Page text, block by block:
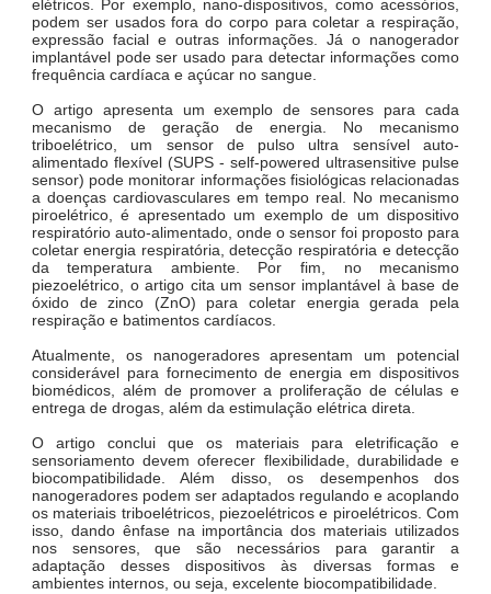
elétricos. Por exemplo, nano-dispositivos, como acessórios,
podem ser usados fora do corpo para coletar a respiração,
expressão facial e outras informações. Já o nanogerador
implantável pode ser usado para detectar informações como
frequência cardíaca e açúcar no sangue.
O artigo apresenta um exemplo de sensores para cada
mecanismo de geração de energia. No mecanismo
triboelétrico, um sensor de pulso ultra sensível auto-
alimentado flexível (SUPS - self-powered ultrasensitive pulse
sensor) pode monitorar informações fisiológicas relacionadas
a doenças cardiovasculares em tempo real. No mecanismo
piroelétrico, é apresentado um exemplo de um dispositivo
respiratório auto-alimentado, onde o sensor foi proposto para
coletar energia respiratória, detecção respiratória e detecção
da temperatura ambiente. Por fim, no mecanismo
piezoelétrico, o artigo cita um sensor implantável à base de
óxido de zinco (ZnO) para coletar energia gerada pela
respiração e batimentos cardíacos.
Atualmente, os nanogeradores apresentam um potencial
considerável para fornecimento de energia em dispositivos
biomédicos, além de promover a proliferação de células e
entrega de drogas, além da estimulação elétrica direta.
O artigo conclui que os materiais para eletrificação e
sensoriamento devem oferecer flexibilidade, durabilidade e
biocompatibilidade. Além disso, os desempenhos dos
nanogeradores podem ser adaptados regulando e acoplando
os materiais triboelétricos, piezoelétricos e piroelétricos. Com
isso, dando ênfase na importância dos materiais utilizados
nos sensores, que são necessários para garantir a
adaptação desses dispositivos às diversas formas e
ambientes internos, ou seja, excelente biocompatibilidade.